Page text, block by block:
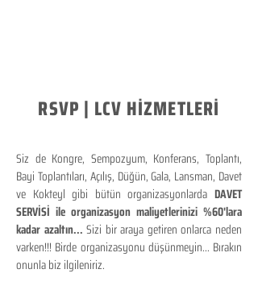
RSVP | LCV HİZMETLERİ
Siz de Kongre, Sempozyum, Konferans, Toplantı,
Bayi Toplantıları, Açılış, Düğün, Gala, Lansman, Davet
ve Kokteyl gibi bütün organizasyonlarda DAVET
SERVİSİ ile organizasyon maliyetlerinizi %60'lara
kadar azaltın...Sizi bir araya getiren onlarca neden
varken!!! Birde organizasyonu düşünmeyin... Bırakın
onunla biz ilgileniriz.